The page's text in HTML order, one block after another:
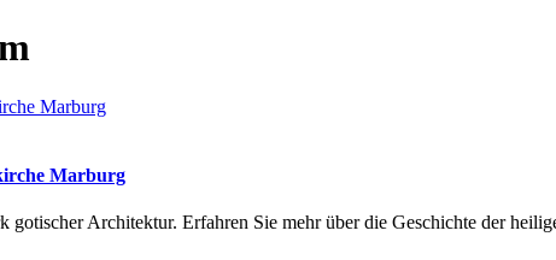
Marburg
Architektur. Erfahren Sie mehr über die Geschichte der